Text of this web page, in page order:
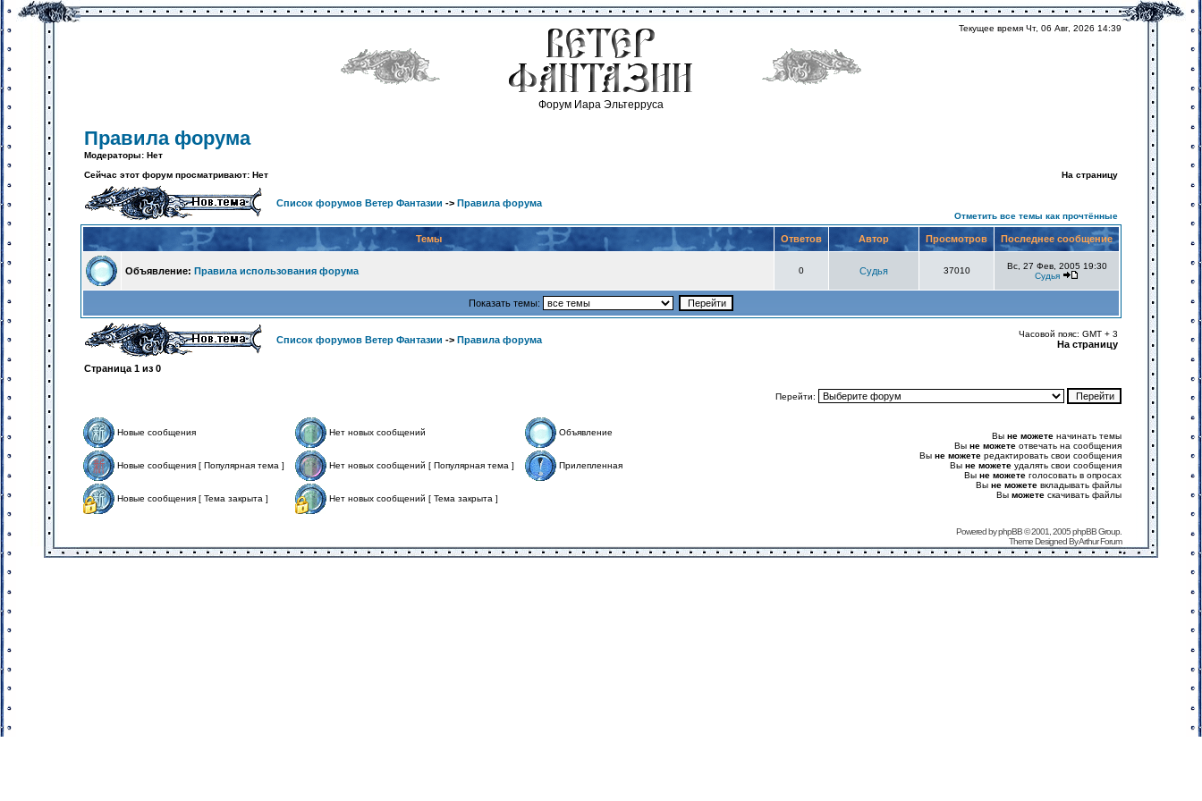
Форум Иара Эльтерруса
Текущее время Чт, 06 Авг, 2026 14:39
Правила форума
Модераторы: Нет
Сейчас этот форум просматривают: Нет
На страницу
Список форумов Ветер Фантазии -> Правила форума
Отметить все темы как прочтённые
Темы Ответов Автор Просмотров Последнее сообщение
Объявление: Правила использования форума 0 Судья 37010
Вс, 27 Фев, 2005 19:30
Судья
Показать темы:
Список форумов Ветер Фантазии -> Правила форума
Часовой пояс: GMT + 3
На страницу
Страница 1 из 0
Перейти:
Новые сообщения Нет новых сообщений Объявление
Новые сообщения [ Популярная тема ] Нет новых сообщений [ Популярная тема ] Прилепленная
Новые сообщения [ Тема закрыта ] Нет новых сообщений [ Тема закрыта ]
Вы не можете начинать темы
Вы не можете отвечать на сообщения
Вы не можете редактировать свои сообщения
Вы не можете удалять свои сообщения
Вы не можете голосовать в опросах
Вы не можете вкладывать файлы
Вы можете скачивать файлы
Powered byphpBB© 2001, 2005 phpBB Group.
Theme Designed ByArthur Forum